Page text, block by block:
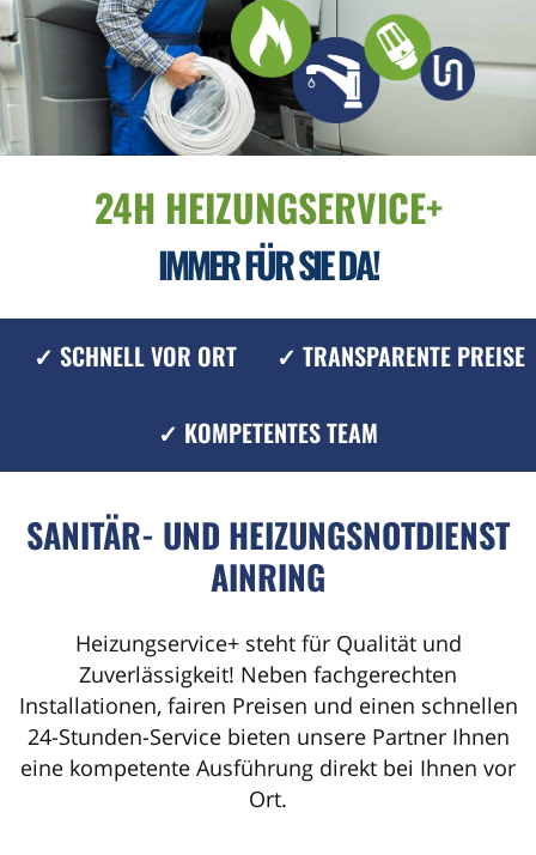
24H HEIZUNGSERVICE+
IMMER FÜR SIE DA!
✓ SCHNELL VOR ORT ✓ TRANSPARENTE PREISE
✓ KOMPETENTES TEAM
SANITÄR- UND HEIZUNGSNOTDIENST
AINRING
Heizungservice+ steht für Qualität und
Zuverlässigkeit! Neben fachgerechten
Installationen, fairen Preisen und einen schnellen
24-Stunden-Service bieten unsere Partner Ihnen
eine kompetente Ausführung direkt bei Ihnen vor
Ort.